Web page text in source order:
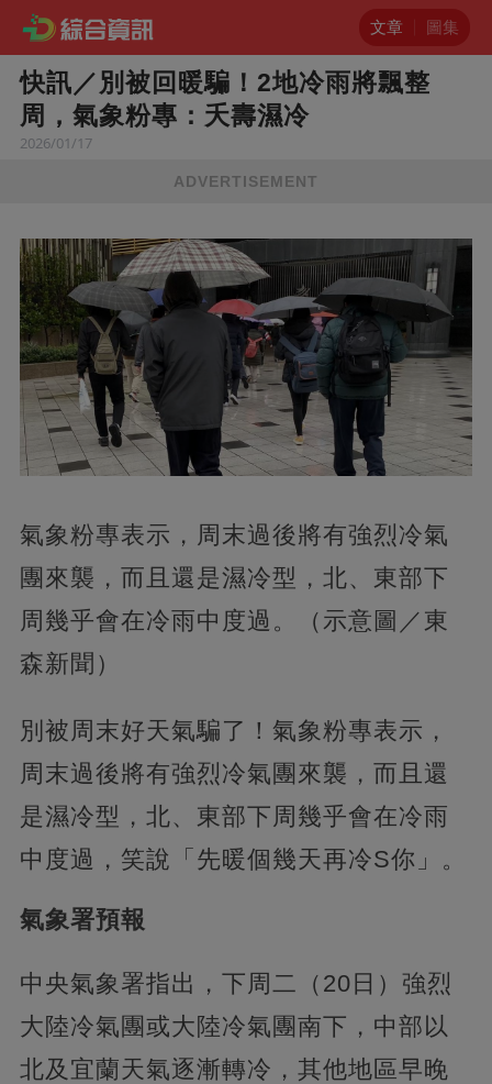
文章 圖集
快訊／別被回暖騙！2地冷雨將飄整
周，氣象粉專：夭壽濕冷
2026/01/17
ADVERTISEMENT
氣象粉專表示，周末過後將有強烈冷氣
團來襲，而且還是濕冷型，北、東部下
周幾乎會在冷雨中度過。（示意圖／東
森新聞）
別被周末好天氣騙了！氣象粉專表示，
周末過後將有強烈冷氣團來襲，而且還
是濕冷型，北、東部下周幾乎會在冷雨
中度過，笑說「先暖個幾天再冷S你」。
氣象署預報
中央氣象署指出，下周二（20日）強烈
大陸冷氣團或大陸冷氣團南下，中部以
北及宜蘭天氣逐漸轉冷，其他地區早晚